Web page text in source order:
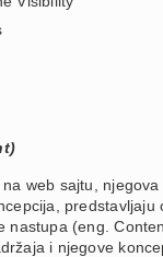
web sajtu, njegova
predstavljaju
nastupa (eng.
i njegove